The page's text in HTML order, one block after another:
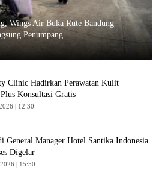
Wings Air Buka Rute Bandung-
Penumpang
Clinic Hadirkan Perawatan Kulit
Konsultasi Gratis
| 12:30
General Manager Hotel Santika Indonesia
Digelar
| 15:50